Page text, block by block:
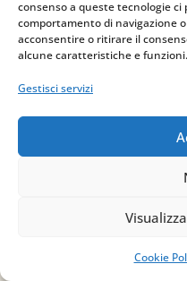
consenso a queste tecnologie
comportamento di navigazione
acconsentire o ritirare il
alcune caratteristiche e funzioni.
Gestisci servizi
Cookie
via Sant’Alessio, 5